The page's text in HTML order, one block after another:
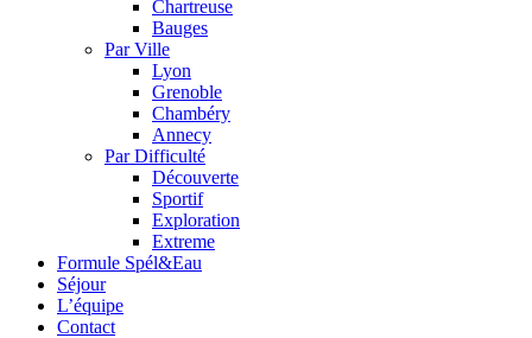
Chartreuse
Bauges
Par Ville
Lyon
Grenoble
Chambéry
Annecy
Par Difficulté
Découverte
Sportif
Exploration
Extreme
Formule Spél&Eau
Séjour
L’équipe
Contact